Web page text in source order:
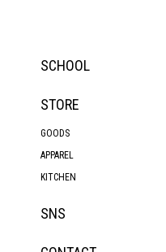
SCHOOL
STORE
GOODS
APPAREL
KITCHEN
SNS